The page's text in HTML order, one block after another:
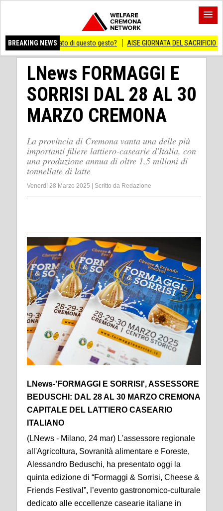
BREAKING NEWS
di questo gesto? AISE GIORNATA DEL SACRIFICIO DEL LAVORO
LNews FORMAGGI E
SORRISI DAL 28 AL 30
MARZO CREMONA
La provincia di Cremona vanta una delle più
importanti filiere lattiero-casearie d'Italia, con
una produzione annua di oltre 1,5 milioni di
tonnellate di latte
Venerdì 28 Marzo 2025 Scritto da Redazione
LNews-'FORMAGGI E SORRISI', ASSESSORE
BEDUSCHI: DAL 28 AL 30 MARZO CREMONA
CAPITALE DEL LATTIERO CASEARIO
ITALIANO
(LNews - Milano, 24 mar) L'assessore regionale
all'Agricoltura, Sovranità alimentare e Foreste,
Alessandro Beduschi, ha presentato oggi la
quinta edizione di “Formaggi & Sorrisi, Cheese &
Friends Festival”, l’evento gastronomico-culturale
dedicato alle eccellenze casearie italiane in